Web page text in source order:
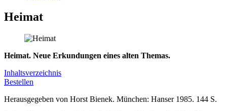
Heimat
Heimat. Neue Erkundungen eines alten Themas.
Inhaltsverzeichnis
Bestellen
Herausgegeben von Horst Bienek. München: Hanser 1985. 144 S.